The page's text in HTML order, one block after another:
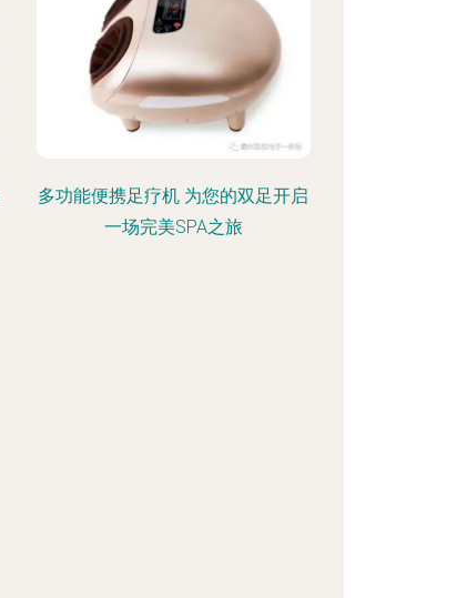
多功能便携足疗机 为您的双足开启
一场完美SPA之旅